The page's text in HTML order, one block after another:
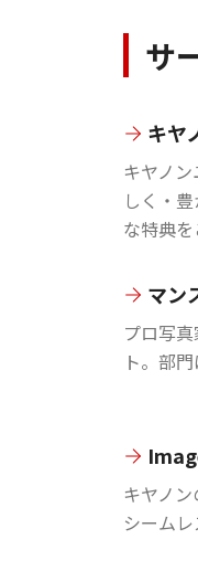
サ
キヤ
キヤノ
しく・
な特典を
マン
プロ写
ト。部
キヤノ
シーム